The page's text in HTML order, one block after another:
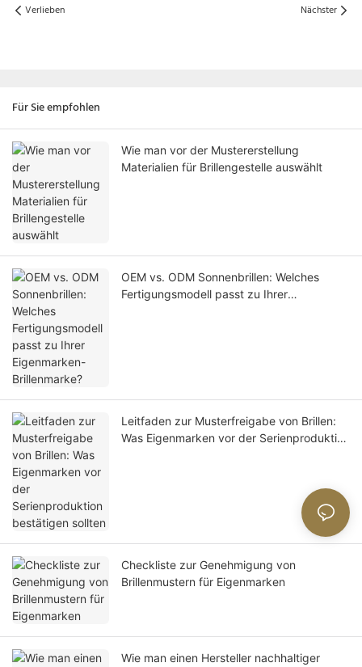
Verlieben Nächster
Für Sie empfohlen
Wie man vor der Mustererstellung
Materialien für Brillengestelle auswählt
OEM vs. ODM Sonnenbrillen: Welches
Fertigungsmodell passt zu Ihrer
Leitfaden zur Musterfreigabe von Brillen:
Was Eigenmarken vor der Serienproduktion
Checkliste zur Genehmigung von
Brillenmustern für Eigenmarken
Wie man einen Hersteller nachhaltiger